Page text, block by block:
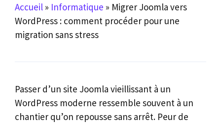
Accueil » Informatique » Migrer Joomla vers
WordPress : comment procéder pour une
migration sans stress
Passer d’un site Joomla vieillissant à un
WordPress moderne ressemble souvent à un
chantier qu’on repousse sans arrêt. Peur de